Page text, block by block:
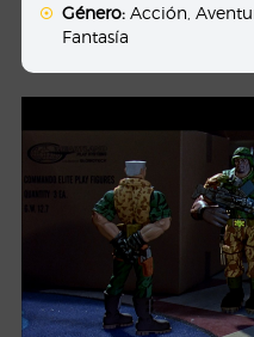
Género: Acción,
Fantasía